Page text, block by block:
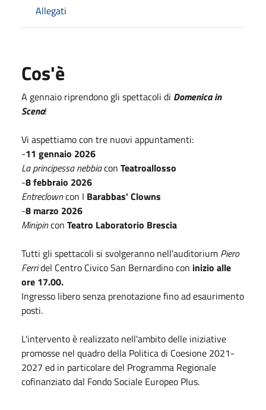
Allegati
Cos'è
A gennaio riprendono gli spettacoli di Domenica in
Scena!
Vi aspettiamo con tre nuovi appuntamenti:
-11 gennaio 2026
La principessa nebbiacon Teatroallosso
-8 febbraio 2026
Entreclowncon I Barabbas' Clowns
-8 marzo 2026
Minipincon Teatro Laboratorio Brescia
Tutti gli spettacoli si svolgeranno nell'auditorium Piero
Ferridel Centro Civico San Bernardino con inizio alle
ore 17.00.
Ingresso libero senza prenotazione fino ad esaurimento
posti.
L'intervento è realizzato nell'ambito delle iniziative
promosse nel quadro della Politica di Coesione 2021-
2027 ed in particolare del Programma Regionale
cofinanziato dal Fondo Sociale Europeo Plus.